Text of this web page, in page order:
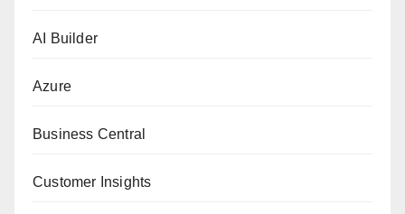
AI Builder
Azure
Business Central
Customer Insights